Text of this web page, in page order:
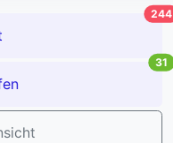
244
31